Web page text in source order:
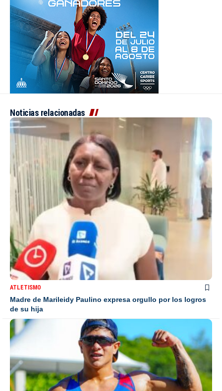
Noticias relacionadas
ATLETISMO
Madre de Marileidy Paulino expresa orgullo por los logros
de su hija